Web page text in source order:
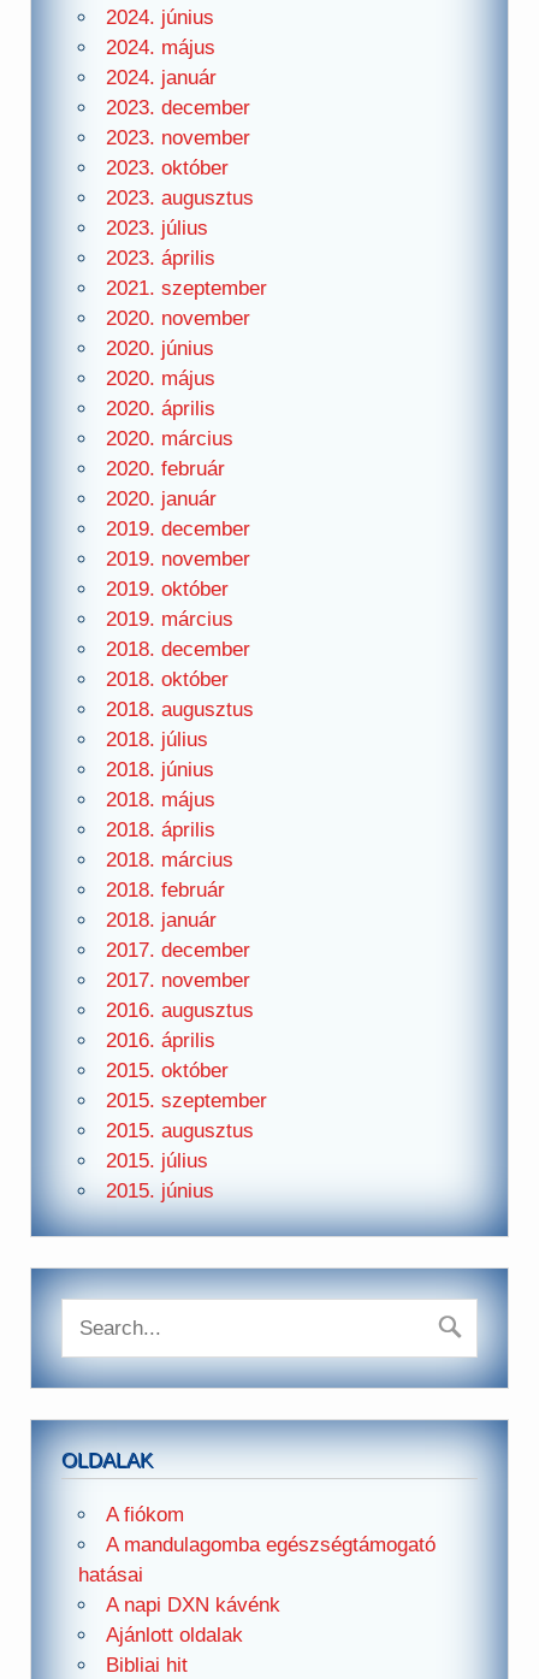
2024. június
2024. május
2024. január
2023. december
2023. november
2023. október
2023. augusztus
2023. július
2023. április
2021. szeptember
2020. november
2020. június
2020. május
2020. április
2020. március
2020. február
2020. január
2019. december
2019. november
2019. október
2019. március
2018. december
2018. október
2018. augusztus
2018. július
2018. június
2018. május
2018. április
2018. március
2018. február
2018. január
2017. december
2017. november
2016. augusztus
2016. április
2015. október
2015. szeptember
2015. augusztus
2015. július
2015. június
OLDALAK
A fiókom
A mandulagomba egészségtámogató
hatásai
A napi DXN kávénk
Ajánlott oldalak
Bibliai hit